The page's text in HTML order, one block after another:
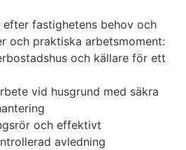
efter fastighetens behov och
och praktiska arbetsmoment:
och källare för ett
vid husgrund med säkra
och effektivt
avledning